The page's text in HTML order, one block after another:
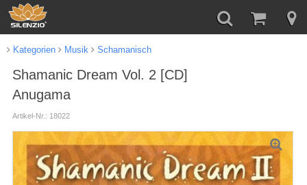
Kategorien Musik Schamanisch
Shamanic Dream Vol. 2 [CD]
Anugama
Artikel-Nr.: 18022